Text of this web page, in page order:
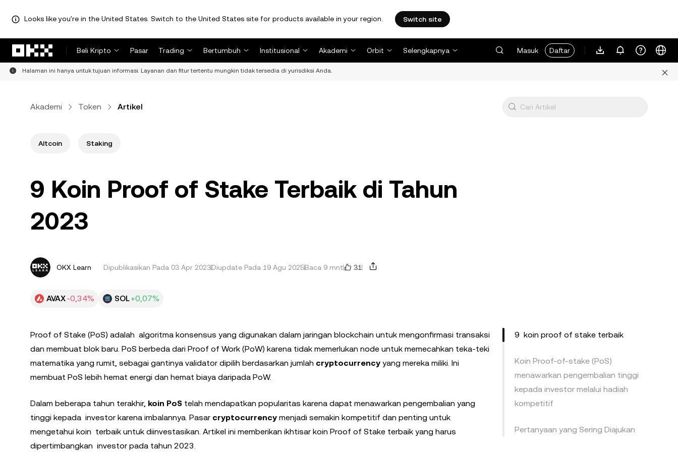
Looks like you're in the United States. Switch to the United States site for products available in your region. Switch site
Beli Kripto
Pasar Trading Bertumbuh Institusional Akademi Orbit Selengkapnya Masuk Daftar
Halaman ini hanya untuk tujuan informasi. Layanan dan fitur tertentu mungkin tidak tersedia di yurisdiksi Anda.
Akademi Token Artikel
Altcoin Staking
9 Koin Proof of Stake Terbaik di Tahun
2023
OKX Learn Dipublikasikan Pada 03 Apr 2023Diupdate Pada 19 Agu 2025Baca 9 mnt 31
AVAX-0,34% SOL+0,07%
Proof of Stake (PoS) adalah algoritma konsensus yang digunakan dalam jaringan blockchain untuk mengonfirmasi transaksi
dan membuat blok baru. PoS berbeda dari Proof of Work (PoW) karena tidak memerlukan node untuk memecahkan teka-teki
matematika yang rumit, sebagai gantinya validator dipilih berdasarkan jumlah cryptocurrency yang mereka miliki. Ini
membuat PoS lebih hemat energi dan hemat biaya daripada PoW.
Dalam beberapa tahun terakhir, koin PoS telah mendapatkan popularitas karena dapat menawarkan pengembalian yang
tinggi kepada investor karena imbalannya. Pasar cryptocurrency menjadi semakin kompetitif dan penting untuk
mengetahui koin terbaik untuk diinvestasikan. Artikel ini memberikan ikhtisar koin Proof of Stake terbaik yang harus
dipertimbangkan investor pada tahun 2023.
9 koin proof of stake terbaik
Koin Proof-of-stake (PoS)
menawarkan pengembalian tinggi
kepada investor melalui hadiah
kompetitif
Pertanyaan yang Sering Diajukan